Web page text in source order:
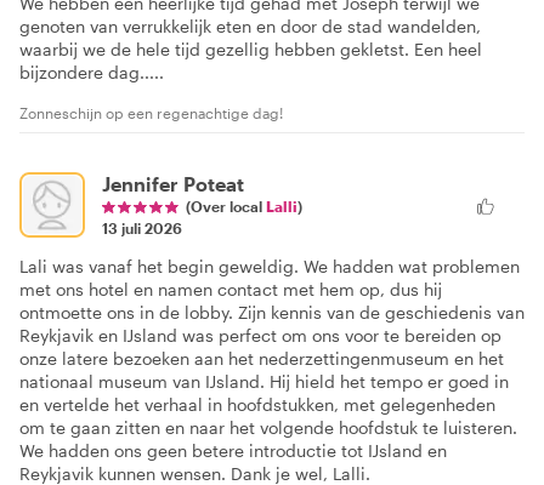
genoten van verrukkelijk eten en door de stad wandelden,
waarbij we de hele tijd gezellig hebben gekletst. Een heel
bijzondere dag.....
Zonneschijn op een regenachtige dag!
Jennifer Poteat
(Over local Lalli)
13 juli 2026
Lali was vanaf het begin geweldig. We hadden wat problemen
met ons hotel en namen contact met hem op, dus hij
ontmoette ons in de lobby. Zijn kennis van de geschiedenis van
Reykjavik en IJsland was perfect om ons voor te bereiden op
onze latere bezoeken aan het nederzettingenmuseum en het
nationaal museum van IJsland. Hij hield het tempo er goed in
en vertelde het verhaal in hoofdstukken, met gelegenheden
om te gaan zitten en naar het volgende hoofdstuk te luisteren.
We hadden ons geen betere introductie tot IJsland en
Reykjavik kunnen wensen. Dank je wel, Lalli.